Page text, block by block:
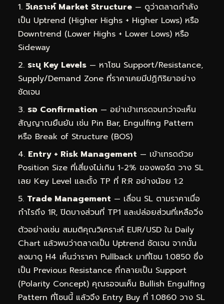
วิเคราะห์ Market Structure — ดูว่าตลาดกำลัง
เป็น Uptrend (Higher Highs + Higher Lows) หรือ
Downtrend (Lower Highs + Lower Lows) หรือ
Sideway
ระบุ Key Levels — หาโซน Support/Resistance,
Supply/Demand Zone ที่ราคาเคยมีปฏิกิริยาอย่าง
ชัดเจน
รอ Confirmation — อย่าเข้าเทรดจนกว่าจะเห็น
สัญญาณยืนยัน เช่น Pin Bar, Engulfing Pattern
หรือ Break of Structure (BOS)
Entry + Risk Management — เข้าเทรดด้วย
Position Size ที่เสี่ยงไม่เกิน 1-2% ของพอร์ต วาง SL
เลย Key Level และตั้ง TP ที่ R:R อย่างน้อย 1:2
Trade Management — เลื่อน SL ตามราคาเมื่อ
กำไรถึง 1R, ปิดบางส่วนที่ TP1 และปล่อยส่วนที่เหลือวิ่ง
ตัวอย่างเช่น สมมติคุณวิเคราะห์ EUR/USD ใน Daily
Chart แล้วพบว่าตลาดเป็น Uptrend ชัดเจน จากนั้น
ลงมาดู H4 เห็นว่าราคา Pullback มาที่โซน 1.0850 ซึ่ง
เป็น Previous Resistance ที่กลายเป็น Support
(Polarity Concept) คุณรอจนเห็น Bullish Engulfing
Pattern ที่โซนนี้ แล้วจึง Entry Buy ที่ 1.0860 วาง SL